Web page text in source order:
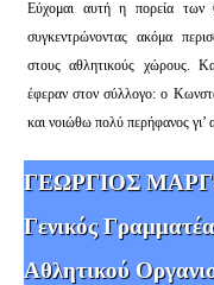
Εύχομαι αυτή η πορεία των
συγκεντρώνοντας ακόμα
στους αθλητικούς χώρους.
έφεραν στον σύλλογο: ο
και νοιώθω πολύ περήφανος γι’
ΓΕΩΡΓΙΟΣ
Γενικός
Αθλητικού